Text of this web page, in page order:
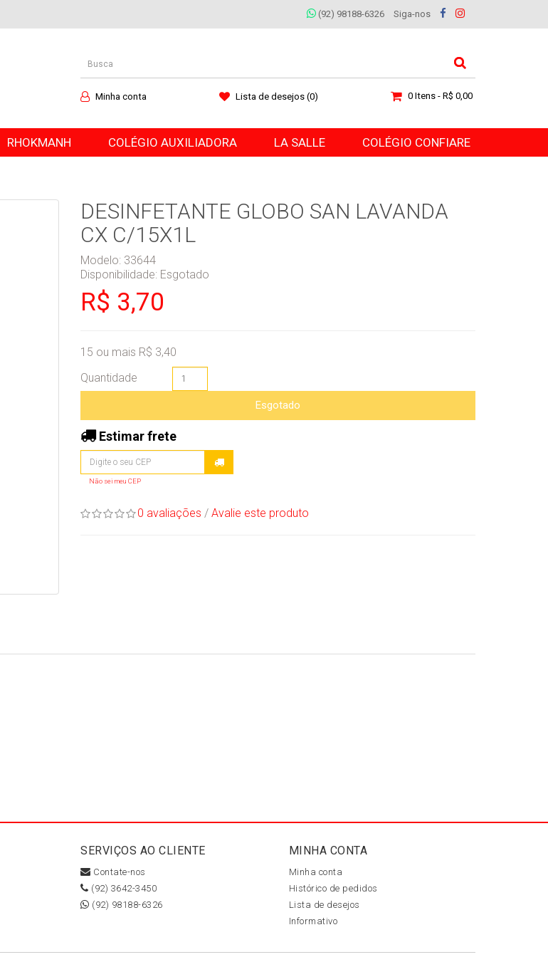
(92) 98188-6326 Siga-nos
Minha conta Lista de desejos (0) 0 Itens - R$ 0,00
RHOKMANH COLÉGIO AUXILIADORA LA SALLE COLÉGIO CONFIARE
DESINFETANTE GLOBO SAN LAVANDA
CX C/15X1L
Modelo: 33644
Disponibilidade: Esgotado
R$ 3,70
15 ou mais R$ 3,40
Quantidade
Esgotado
Estimar frete
Não sei meu CEP
0 avaliações / Avalie este produto
SERVIÇOS AO CLIENTE
Contate-nos
(92) 3642-3450
(92) 98188-6326
MINHA CONTA
Minha conta
Histórico de pedidos
Lista de desejos
Informativo